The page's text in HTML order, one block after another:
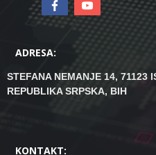
ADRESA:
STEFANA NEMANJE 14, 71123
REPUBLIKA SRPSKA, BIH
KONTAKT: